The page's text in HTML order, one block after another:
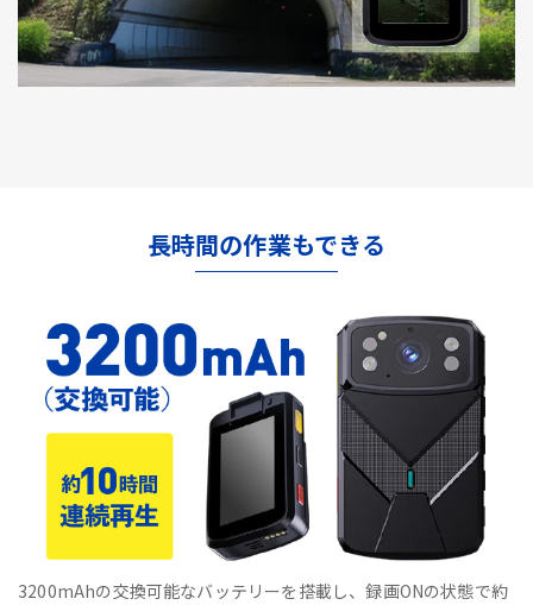
長時間の作業もできる
3200mAhの交換可能なバッテリーを搭載し、録画ONの状態で約